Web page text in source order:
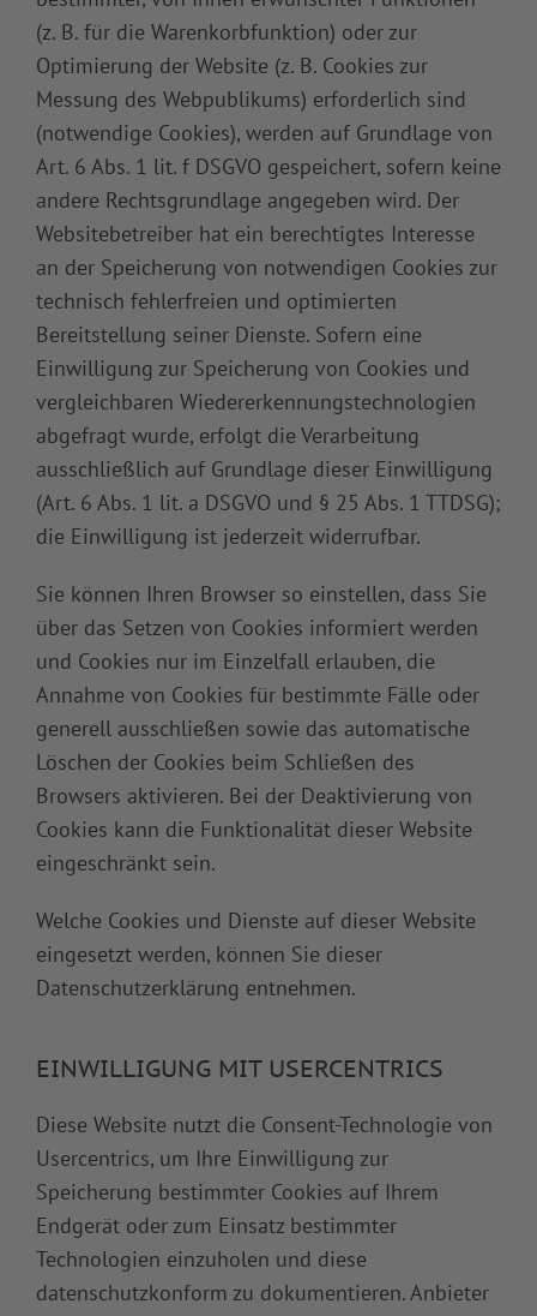
(z. B. für die Warenkorbfunktion) oder zur
Optimierung der Website (z. B. Cookies zur
Messung des Webpublikums) erforderlich sind
(notwendige Cookies), werden auf Grundlage von
Art. 6 Abs. 1 lit. f DSGVO gespeichert, sofern keine
andere Rechtsgrundlage angegeben wird. Der
Websitebetreiber hat ein berechtigtes Interesse
an der Speicherung von notwendigen Cookies zur
technisch fehlerfreien und optimierten
Bereitstellung seiner Dienste. Sofern eine
Einwilligung zur Speicherung von Cookies und
vergleichbaren Wiedererkennungstechnologien
abgefragt wurde, erfolgt die Verarbeitung
ausschließlich auf Grundlage dieser Einwilligung
(Art. 6 Abs. 1 lit. a DSGVO und § 25 Abs. 1 TTDSG);
die Einwilligung ist jederzeit widerrufbar.
Sie können Ihren Browser so einstellen, dass Sie
über das Setzen von Cookies informiert werden
und Cookies nur im Einzelfall erlauben, die
Annahme von Cookies für bestimmte Fälle oder
generell ausschließen sowie das automatische
Löschen der Cookies beim Schließen des
Browsers aktivieren. Bei der Deaktivierung von
Cookies kann die Funktionalität dieser Website
eingeschränkt sein.
Welche Cookies und Dienste auf dieser Website
eingesetzt werden, können Sie dieser
Datenschutzerklärung entnehmen.
EINWILLIGUNG MIT USERCENTRICS
Diese Website nutzt die Consent-Technologie von
Usercentrics, um Ihre Einwilligung zur
Speicherung bestimmter Cookies auf Ihrem
Endgerät oder zum Einsatz bestimmter
Technologien einzuholen und diese
datenschutzkonform zu dokumentieren. Anbieter